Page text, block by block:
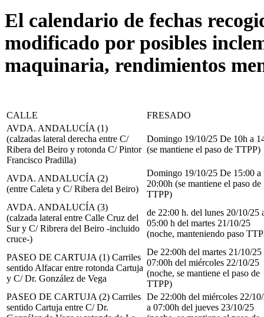
El calendario de fechas
modificado por posibles
maquinaria, rendimientos
CALLE
FRESADO
AVDA. ANDALUCÍA (1)
(calzadas lateral derecha entre C/
Ribera del Beiro y rotonda C/ Pintor
Francisco Pradilla)
Domingo 19/10/25 De 10h a
(se mantiene el paso de TTPP)
AVDA. ANDALUCÍA (2)
(entre Caleta y C/ Ribera del Beiro)
Domingo 19/10/25 De 15:00 a
20:00h (se mantiene el paso de
TTPP)
AVDA. ANDALUCÍA (3)
(calzada lateral entre Calle Cruz del
Sur y C/ Ribrera del Beiro -incluido
cruce-)
de 22:00 h. del lunes 20/10/25
05:00 h del martes 21/10/25
(noche, manteniendo paso
PASEO DE CARTUJA (1) Carriles
sentido Alfacar entre rotonda Cartuja
y C/ Dr. González de Vega
De 22:00h del martes 21/10/25
07:00h del miércoles 22/10/25
(noche, se mantiene el paso de
TTPP)
PASEO DE CARTUJA (2) Carriles
sentido Cartuja entre C/ Dr.
De 22:00h del miércoles 22/
a 07:00h del jueves 23/10/25